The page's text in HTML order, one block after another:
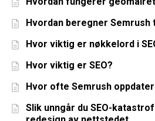
Hvordan beregner Semrush
Hvor viktig er nøkkelord i
Hvor viktig er SEO?
Hvor ofte Semrush
Slik unngår du SEO-